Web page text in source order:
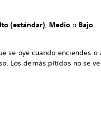
(estándar), Medio o Bajo.
se oye cuando enciendes o
Los demás pitidos no se